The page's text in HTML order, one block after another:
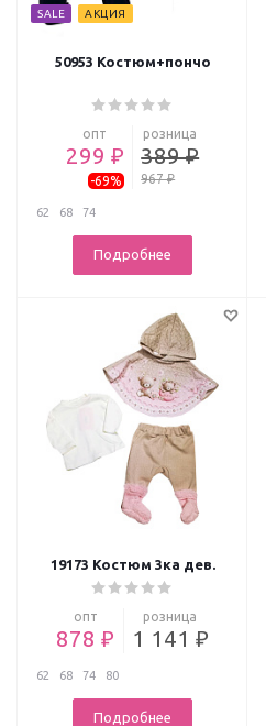
SALE АКЦИЯ
50953 Костюм+пончо
опт
299 ₽
-69%
розница
389 ₽
967 ₽
62 68 74
Подробнее
19173 Костюм 3ка дев.
опт
878 ₽
розница
1 141 ₽
62 68 74 80
Подробнее